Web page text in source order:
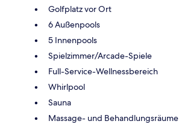
Golfplatz vor Ort
6 Außenpools
5 Innenpools
Spielzimmer/Arcade-Spiele
Full-Service-Wellnessbereich
Whirlpool
Sauna
Massage- und Behandlungsräume